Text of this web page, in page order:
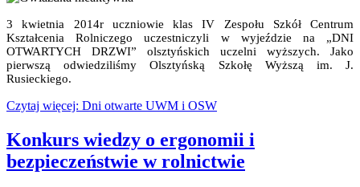
3 kwietnia 2014r uczniowie klas IV Zespołu Szkół Centrum
Kształcenia Rolniczego uczestniczyli w wyjeździe na „DNI
OTWARTYCH DRZWI” olsztyńskich uczelni wyższych. Jako
pierwszą odwiedziliśmy Olsztyńską Szkołę Wyższą im. J.
Rusieckiego.
Czytaj więcej: Dni otwarte UWM i OSW
Konkurs wiedzy o ergonomii i
bezpieczeństwie w rolnictwie